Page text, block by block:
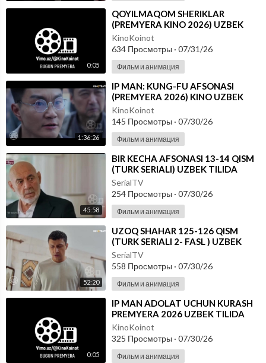
0:05
⁣QOYILMAQOM SHERIKLAR
(PREMYERA KINO 2026) UZBEK
TILIDA
KinoKoinot
634 Просмотры · 07/31/26
Фильм и анимация
1:36:26
⁣IP MAN: KUNG-FU AFSONASI
(PREMYERA 2026) KINO UZBEK
TILIDA - SKACHAT
KinoKoinot
145 Просмотры · 07/30/26
Фильм и анимация
45:58
⁣BIR KECHA AFSONASI 13-14 QISM
(TURK SERIALI) UZBEK TILIDA
SerialTV
254 Просмотры · 07/30/26
Фильм и анимация
52:20
⁣UZOQ SHAHAR 125-126 QISM
(TURK SERIALI 2- FASL ) UZBEK
TILIDA
SerialTV
558 Просмотры · 07/30/26
Фильм и анимация
0:05
⁣IP MAN ADOLAT UCHUN KURASH
PREMYERA 2026 UZBEK TILIDA
KinoKoinot
325 Просмотры · 07/30/26
Фильм и анимация